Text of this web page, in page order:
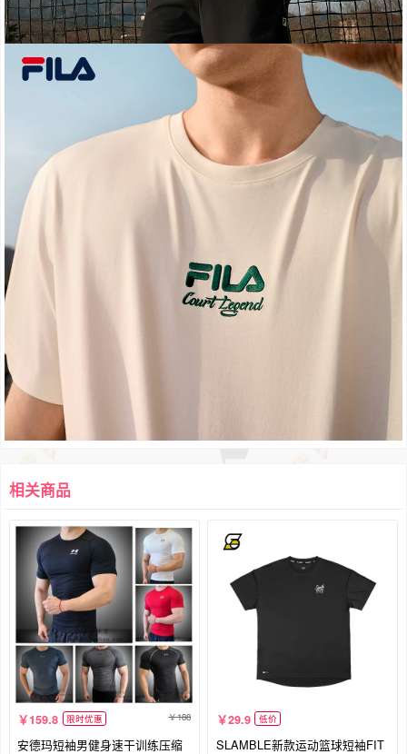
相关商品
159.8 限时优惠 188
安德玛短袖男健身速干训练压缩
29.9 低价
SLAMBLE新款运动篮球短袖FIT